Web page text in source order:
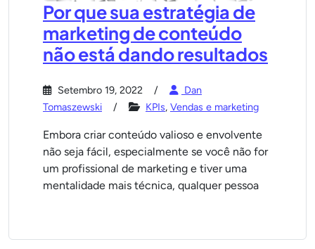
Por que sua estratégia de
marketing de conteúdo
não está dando resultados
Setembro 19, 2022
Dan
Tomaszewski
KPIs, Vendas e marketing
Embora criar conteúdo valioso e envolvente
não seja fácil, especialmente se você não for
um profissional de marketing e tiver uma
mentalidade mais técnica, qualquer pessoa